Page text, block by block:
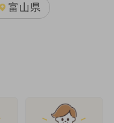
富山県